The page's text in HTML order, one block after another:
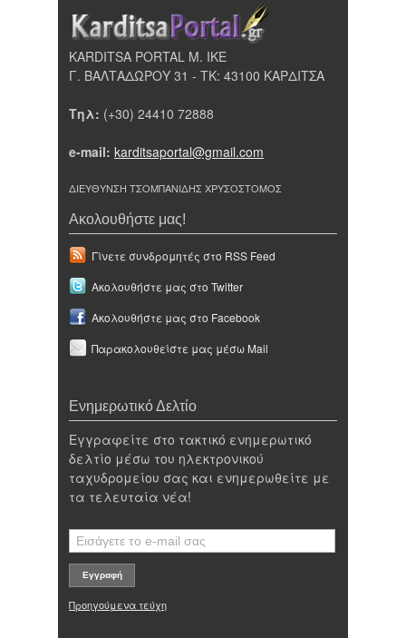
KARDITSA PORTAL Μ. ΙΚΕ
Γ. ΒΑΛΤΑΔΩΡΟΥ 31 - ΤΚ: 43100 ΚΑΡΔΙΤΣΑ
Τηλ: (+30) 24410 72888
e-mail: karditsaportal@gmail.com
ΔΙΕΥΘΥΝΣΗ ΤΣΟΜΠΑΝΙΔΗΣ ΧΡΥΣΟΣΤΟΜΟΣ
Ακολουθήστε μας!
Γίνετε συνδρομητές στο RSS Feed
Ακολουθήστε μας στο Twitter
Ακολουθήστε μας στο Facebook
Παρακολουθείστε μας μέσω Mail
Ενημερωτικό Δελτίο
Εγγραφείτε στο τακτικό ενημερωτικό
δελτίο μέσω του ηλεκτρονικού
ταχυδρομείου σας και ενημερωθείτε με
τα τελευταία νέα!
Προηγούμενα τεύχη